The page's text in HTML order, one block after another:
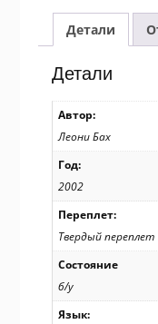
целуй
Казанову
Детали
Детали
Автор:
Леони Бах
Год:
2002
Переплет:
Твердый переплет
Состояние
б/у
Язык: